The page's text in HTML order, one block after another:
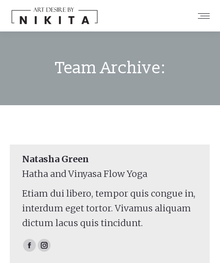
Team Archive:
Natasha Green
Hatha and Vinyasa Flow Yoga
Etiam dui libero, tempor quis congue in,
interdum eget tortor. Vivamus aliquam
dictum lacus quis tincidunt.
Facebook
Instagram